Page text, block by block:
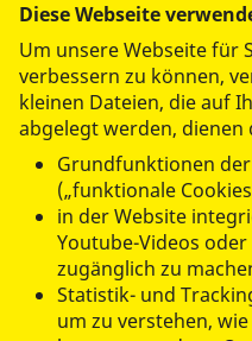
Diese Webseite
Um unsere Webseite für
verbessern zu können,
kleinen Dateien, die auf
abgelegt werden, dienen
Grundfunktionen
(„funktionale
in der Website
Youtube-Videos
zugänglich zu
Statistik- und
um zu verstehen,